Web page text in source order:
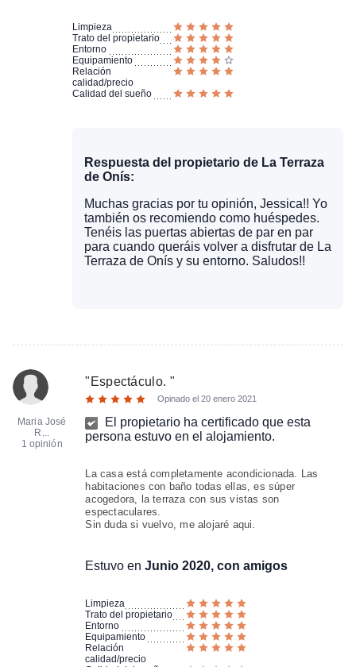
Limpieza
Trato del propietario
Entorno
Equipamiento
Relación
calidad/precio
Calidad del sueño
Respuesta del propietario de La Terraza
de Onís:
Muchas gracias por tu opinión, Jessica!! Yo
también os recomiendo como huéspedes.
Tenéis las puertas abiertas de par en par
para cuando queráis volver a disfrutar de La
Terraza de Onís y su entorno. Saludos!!
Maria José
R...
1 opinión
" Espectáculo. "
Opinado el20 enero 2021
El propietario ha certificado que esta
persona estuvo en el alojamiento.
La casa está completamente acondicionada. Las
habitaciones con baño todas ellas, es súper
acogedora, la terraza con sus vistas son
espectaculares.
Sin duda si vuelvo, me alojaré aqui.
Estuvo enJunio 2020, con amigos
Limpieza
Trato del propietario
Entorno
Equipamiento
Relación
calidad/precio